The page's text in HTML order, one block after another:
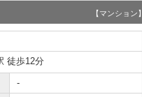
【マンション】
徒歩12分
-